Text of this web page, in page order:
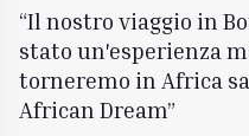
Il nostro viaggio in
stato un'esperienza
torneremo in Africa
African Dream